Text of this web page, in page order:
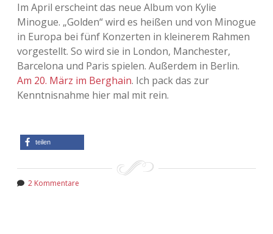
Nur mal so
Täglicher Sinnwahn
Visuelles
Wandnotizen
Adventskalender 2011
Adventskalender 2012
Adventskalender 2013
Adventskalender 2014
Im April erscheint das neue Album von Kylie
Minogue. „Golden“ wird es heißen und von Minogue
in Europa bei fünf Konzerten in kleinerem Rahmen
vorgestellt. So wird sie in London, Manchester,
Barcelona und Paris spielen. Außerdem in Berlin.
Am 20. März im Berghain. Ich pack das zur
Kenntnisnahme hier mal mit rein.
teilen
2 Kommentare